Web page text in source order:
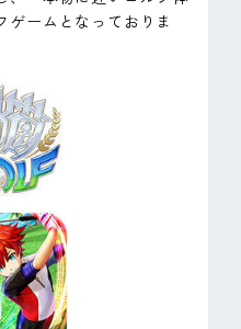
ゲームとなっておりま